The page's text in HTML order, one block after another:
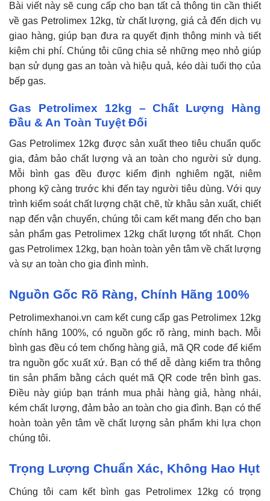
Bài viết này sẽ cung cấp cho bạn tất cả thông tin cần thiết
về gas Petrolimex 12kg, từ chất lượng, giá cả đến dịch vụ
giao hàng, giúp bạn đưa ra quyết định thông minh và tiết
kiệm chi phí. Chúng tôi cũng chia sẻ những mẹo nhỏ giúp
bạn sử dụng gas an toàn và hiệu quả, kéo dài tuổi thọ của
bếp gas.
Gas Petrolimex 12kg – Chất Lượng Hàng
Đầu & An Toàn Tuyệt Đối
Gas Petrolimex 12kg được sản xuất theo tiêu chuẩn quốc
gia, đảm bảo chất lượng và an toàn cho người sử dụng.
Mỗi bình gas đều được kiểm định nghiêm ngặt, niêm
phong kỹ càng trước khi đến tay người tiêu dùng. Với quy
trình kiểm soát chất lượng chặt chẽ, từ khâu sản xuất, chiết
nạp đến vận chuyển, chúng tôi cam kết mang đến cho bạn
sản phẩm gas Petrolimex 12kg chất lượng tốt nhất. Chọn
gas Petrolimex 12kg, bạn hoàn toàn yên tâm về chất lượng
và sự an toàn cho gia đình mình.
Nguồn Gốc Rõ Ràng, Chính Hãng 100%
Petrolimexhanoi.vn cam kết cung cấp gas Petrolimex 12kg
chính hãng 100%, có nguồn gốc rõ ràng, minh bạch. Mỗi
bình gas đều có tem chống hàng giả, mã QR code để kiểm
tra nguồn gốc xuất xứ. Bạn có thể dễ dàng kiểm tra thông
tin sản phẩm bằng cách quét mã QR code trên bình gas.
Điều này giúp bạn tránh mua phải hàng giả, hàng nhái,
kém chất lượng, đảm bảo an toàn cho gia đình. Bạn có thể
hoàn toàn yên tâm về chất lượng sản phẩm khi lựa chọn
chúng tôi.
Trọng Lượng Chuẩn Xác, Không Hao Hụt
Chúng tôi cam kết bình gas Petrolimex 12kg có trọng